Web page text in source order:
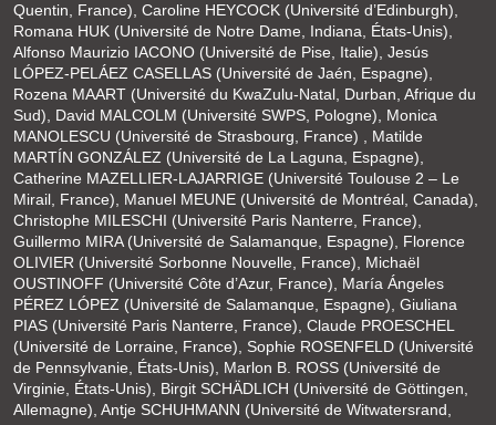
Quentin, France), Caroline HEYCOCK (Université d’Edinburgh),
Romana HUK (Université de Notre Dame, Indiana, États-Unis),
Alfonso Maurizio IACONO (Université de Pise, Italie), Jesús
LÓPEZ-PELÁEZ CASELLAS (Université de Jaén, Espagne),
Rozena MAART (Université du KwaZulu-Natal, Durban, Afrique du
Sud), David MALCOLM (Université SWPS, Pologne), Monica
MANOLESCU (Université de Strasbourg, France) , Matilde
MARTÍN GONZÁLEZ (Université de La Laguna, Espagne),
Catherine MAZELLIER-LAJARRIGE (Université Toulouse 2 – Le
Mirail, France), Manuel MEUNE (Université de Montréal, Canada),
Christophe MILESCHI (Université Paris Nanterre, France),
Guillermo MIRA (Université de Salamanque, Espagne), Florence
OLIVIER (Université Sorbonne Nouvelle, France), Michaël
OUSTINOFF (Université Côte d’Azur, France), María Ángeles
PÉREZ LÓPEZ (Université de Salamanque, Espagne), Giuliana
PIAS (Université Paris Nanterre, France), Claude PROESCHEL
(Université de Lorraine, France), Sophie ROSENFELD (Université
de Pennsylvanie, États-Unis), Marlon B. ROSS (Université de
Virginie, États-Unis), Birgit SCHÄDLICH (Université de Göttingen,
Allemagne), Antje SCHUHMANN (Université de Witwatersrand,